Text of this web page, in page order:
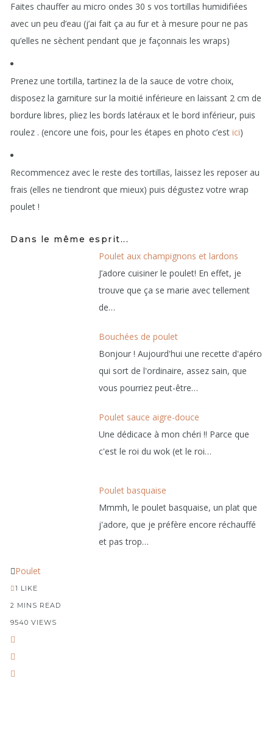
Faites chauffer au micro ondes 30 s vos tortillas humidifiées
avec un peu d’eau (j’ai fait ça au fur et à mesure pour ne pas
qu’elles ne sèchent pendant que je façonnais les wraps)
Prenez une tortilla, tartinez la de la sauce de votre choix,
disposez la garniture sur la moitié inférieure en laissant 2 cm de
bordure libres, pliez les bords latéraux et le bord inférieur, puis
roulez . (encore une fois, pour les étapes en photo c’est ici)
Recommencez avec le reste des tortillas, laissez les reposer au
frais (elles ne tiendront que mieux) puis dégustez votre wrap
poulet !
Dans le même esprit...
Poulet aux champignons et lardons
J’adore cuisiner le poulet! En effet, je
trouve que ça se marie avec tellement
de…
Bouchées de poulet
Bonjour ! Aujourd'hui une recette d'apéro
qui sort de l'ordinaire, assez sain, que
vous pourriez peut-être…
Poulet sauce aigre-douce
Une dédicace à mon chéri !! Parce que
c'est le roi du wok (et le roi…
Poulet basquaise
Mmmh, le poulet basquaise, un plat que
j'adore, que je préfère encore réchauffé
et pas trop…
Poulet
1 LIKE
2 MINS READ
9540 VIEWS